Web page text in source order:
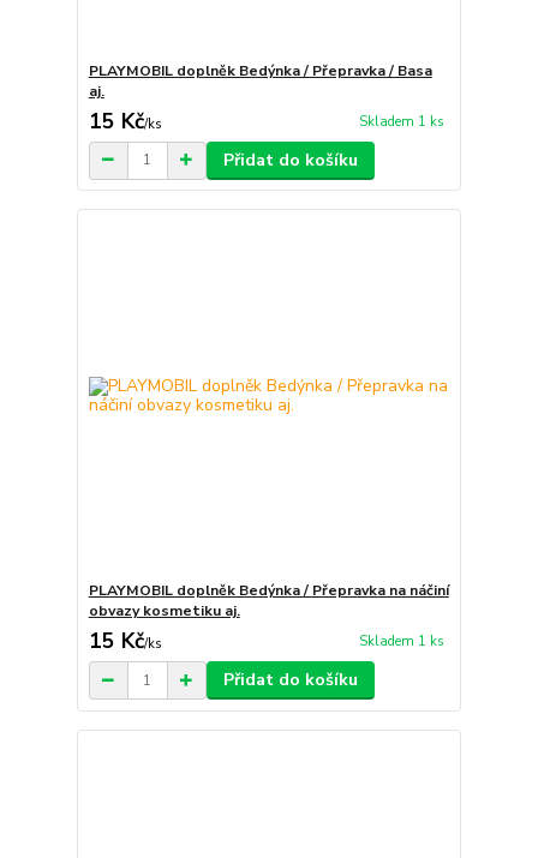
PLAYMOBIL doplněk Bedýnka / Přepravka / Basa
aj.
15 Kč/ks Skladem 1 ks
Přidat do košíku
PLAYMOBIL doplněk Bedýnka / Přepravka na náčiní
obvazy kosmetiku aj.
15 Kč/ks Skladem 1 ks
Přidat do košíku